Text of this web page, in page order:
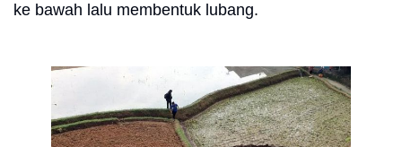
ke bawah lalu membentuk lubang.